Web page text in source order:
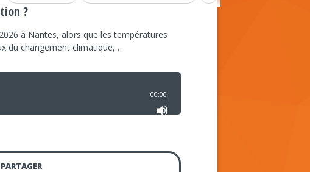
?
à Nantes, alors que les températures
du changement climatique,…
00:00
PARTAGER